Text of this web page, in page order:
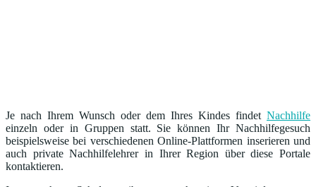
Je nach Ihrem Wunsch oder dem Ihres Kindes findet Nachhilfe
einzeln oder in Gruppen statt. Sie können Ihr Nachhilfegesuch
beispielsweise bei verschiedenen Online-Plattformen inserieren und
auch private Nachhilfelehrer in Ihrer Region über diese Portale
kontaktieren.